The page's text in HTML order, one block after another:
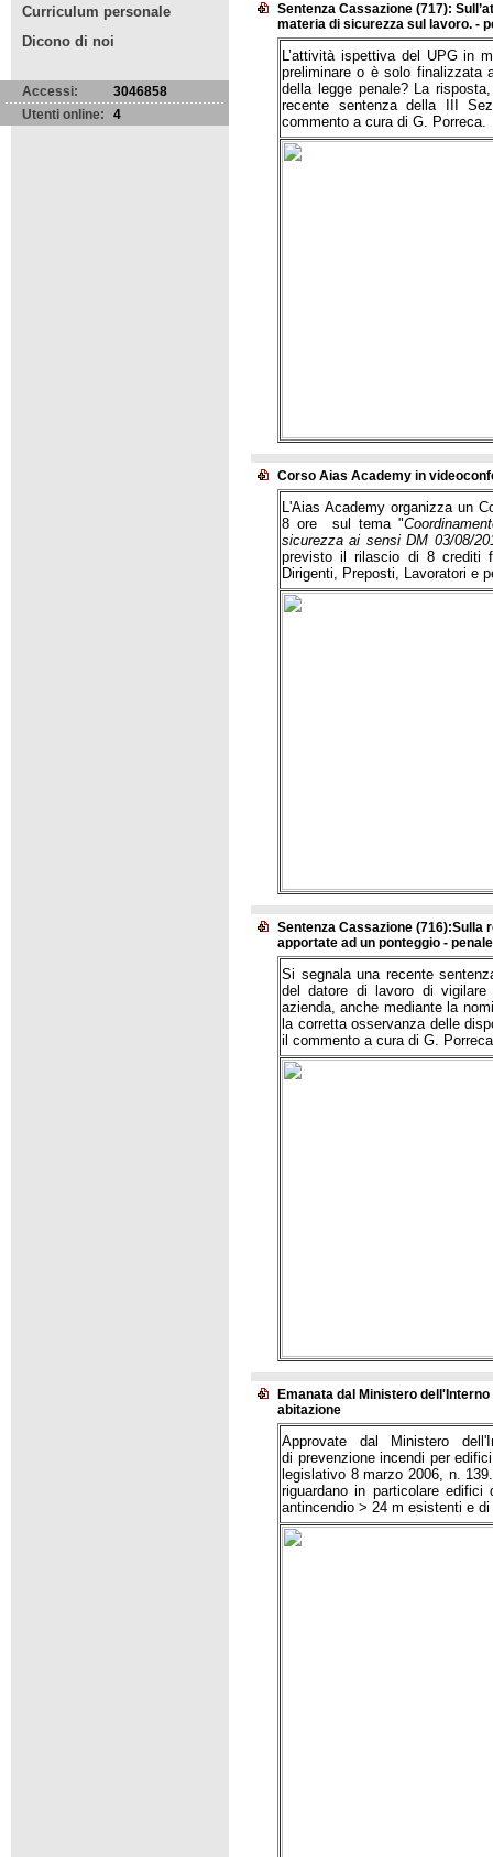
Curriculum personale
Dicono di noi
Accessi:
3046858
Utenti online:
4
Sentenza Cassazione (717):
materia di sicurezza sul lavoro. -
L’attività ispettiva del UPG in
preliminare o è solo finalizzata
della legge penale? La
recente sentenza della III
commento a cura di G. Porreca.
Corso Aias Academy in
L'Aias Academy organizza un
8 ore sul tema "
sicurezza ai sensi DM 03/08/
previsto il rilascio di 8 crediti
Dirigenti, Preposti, Lavoratori e
Sentenza Cassazione
apportate ad un ponteggio -
Si segnala una recente
del datore di lavoro di
azienda, anche mediante la
la corretta osservanza delle
il commento a cura di G.
Emanata dal Ministero
abitazione
Approvate dal Ministero
di prevenzione incendi per
legislativo 8 marzo 2006, n.
riguardano in particolare
antincendio > 24 m esistenti e